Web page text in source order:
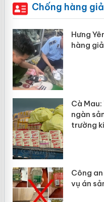
Chống hàng giả
6 hộ kinh doanh bán
hiệu Adidas, Nike
công khai hàng
nhập lậu, bảo vệ môi
Hóa tìm bị hại trong
bán yến sào giả